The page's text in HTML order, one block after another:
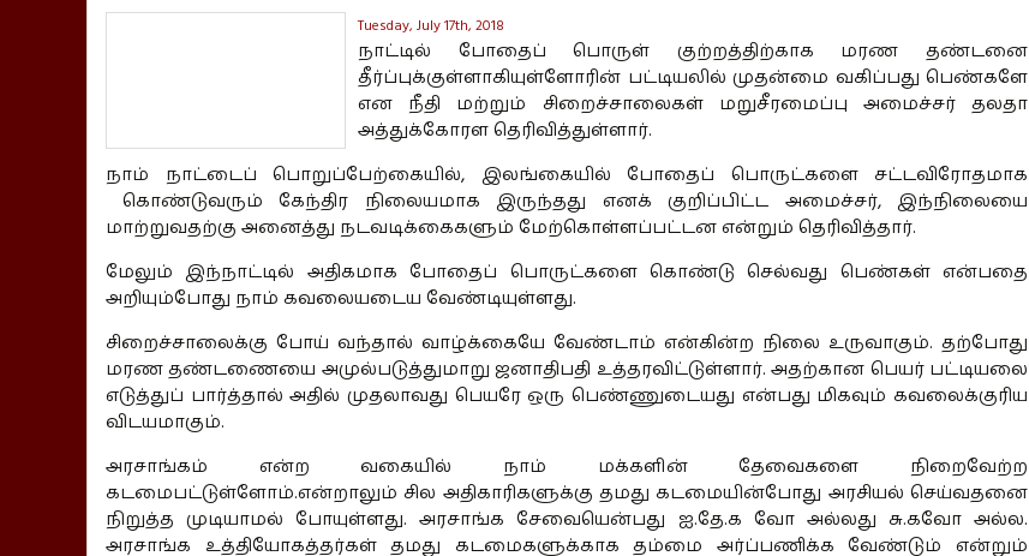
Tuesday, July 17th, 2018
நாட்டில் போதைப் பொருள் குற்றத்திற்காக மரண தண்டனை
தீர்ப்புக்குள்ளாகியுள்ளோரின் பட்டியலில் முதன்மை வகிப்பது பெண்களே
என நீதி மற்றும் சிறைச்சாலைகள் மறுசீரமைப்பு அமைச்சர் தலதா
அத்துக்கோரள தெரிவித்துள்ளார்.
நாம் நாட்டைப் பொறுப்பேற்கையில், இலங்கையில் போதைப் பொருட்களை சட்டவிரோதமாக
கொண்டுவரும் கேந்திர நிலையமாக இருந்தது எனக் குறிப்பிட்ட அமைச்சர், இந்நிலையை
மாற்றுவதற்கு அனைத்து நடவடிக்கைகளும் மேற்கொள்ளப்பட்டன என்றும் தெரிவித்தார்.
மேலும் இந்நாட்டில் அதிகமாக போதைப் பொருட்களை கொண்டு செல்வது பெண்கள் என்பதை
அறியும்போது நாம் கவலையடைய வேண்டியுள்ளது.
சிறைச்சாலைக்கு போய் வந்தால் வாழ்க்கையே வேண்டாம் என்கின்ற நிலை உருவாகும். தற்போது
மரண தண்டணையை அமுல்படுத்துமாறு ஜனாதிபதி உத்தரவிட்டுள்ளார். அதற்கான பெயர் பட்டியலை
எடுத்துப் பார்த்தால் அதில் முதலாவது பெயரே ஒரு பெண்ணுடையது என்பது மிகவும் கவலைக்குரிய
விடயமாகும்.
அரசாங்கம் என்ற வகையில் நாம் மக்களின் தேவைகளை நிறைவேற்ற
கடமைபட்டுள்ளோம்.என்றாலும் சில அதிகாரிகளுக்கு தமது கடமையின்போது அரசியல் செய்வதனை
நிறுத்த முடியாமல் போயுள்ளது. அரசாங்க சேவையென்பது ஐ.தே.க வோ அல்லது சு.கவோ அல்ல.
அரசாங்க உத்தியோகத்தர்கள் தமது கடமைகளுக்காக தம்மை அர்ப்பணிக்க வேண்டும் என்றும்